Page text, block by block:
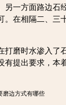
另一方面路边石
。在相隔二、三
磨时水渗入了
有提出要求，本
磨边方式有哪些